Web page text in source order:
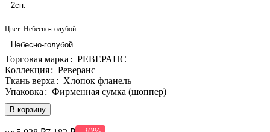
В корзину
2сп.
Цвет: Небесно-голубой
Небесно-голубой
Торговая марка : РЕВЕРАНС
Коллекция: Реверанс
Ткань верха : Хлопок фланель
Упаковка : Фирменная сумка (шоппер)